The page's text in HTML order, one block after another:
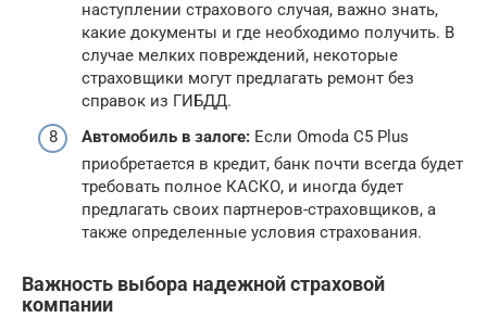
наступлении страхового случая, важно знать,
какие документы и где необходимо получить. В
случае мелких повреждений, некоторые
страховщики могут предлагать ремонт без
справок из ГИБДД.
Автомобиль в залоге: Если Omoda C5 Plus
приобретается в кредит, банк почти всегда будет
требовать полное КАСКО, и иногда будет
предлагать своих партнеров-страховщиков, а
также определенные условия страхования.
Важность выбора надежной страховой
компании